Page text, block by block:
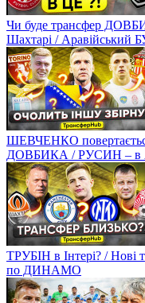
Чи буде трансфер
Шахтарі / Аравійський
ШЕВЧЕНКО повертається
ДОВБИКА / РУСИН – в
ТРУБІН в Інтері? /
по ДИНАМО